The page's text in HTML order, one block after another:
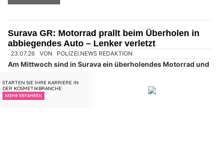
insurando.ch: Zusatzversicherung für den Gesundheitsschutz finden
Unfall mit vier Verletzten fünf Stunden gesperrt